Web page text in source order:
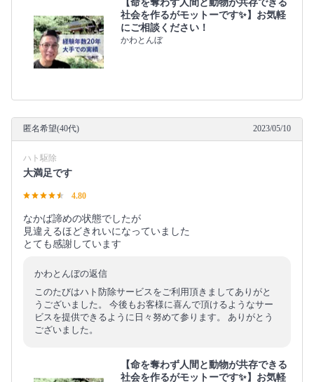
【命を奪わず人間と動物が共存できる
社会を作るがモットーです✨】お気軽
にご相談ください！
かわとんぼ
匿名希望(40代) 2023/05/10
ハト駆除
大満足です
4.80
なかば諦めの状態でしたが
見違えるほどきれいになっていました
とても感謝しています
かわとんぼの返信
このたびはハト防除サービスをご利用頂きましてありがと
うございました。 今後もお客様に喜んで頂けるようなサー
ビスを提供できるように日々努めて参ります。 ありがとう
ございました。
【命を奪わず人間と動物が共存できる
社会を作るがモットーです✨】お気軽